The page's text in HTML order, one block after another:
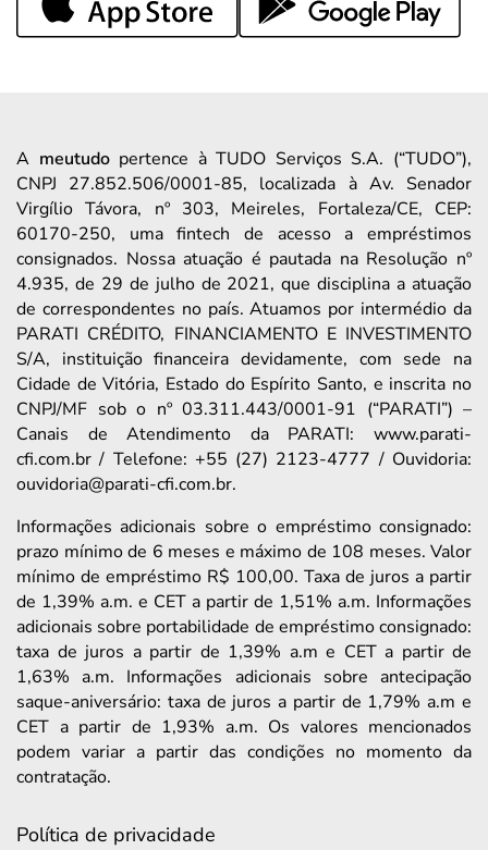
A meutudopertence à TUDO Serviços S.A. (“TUDO”),
CNPJ 27.852.506/0001-85, localizada à Av. Senador
Virgílio Távora, nº 303, Meireles, Fortaleza/CE, CEP:
60170-250, uma fintech de acesso a empréstimos
consignados. Nossa atuação é pautada na Resolução nº
4.935, de 29 de julho de 2021, que disciplina a atuação
de correspondentes no país. Atuamos por intermédio da
PARATI CRÉDITO, FINANCIAMENTO E INVESTIMENTO
S/A, instituição financeira devidamente, com sede na
Cidade de Vitória, Estado do Espírito Santo, e inscrita no
CNPJ/MF sob o nº 03.311.443/0001-91 (“PARATI”) –
Canais de Atendimento da PARATI: www.parati-
cfi.com.br / Telefone: +55 (27) 2123-4777 / Ouvidoria:
ouvidoria@parati-cfi.com.br.
Informações adicionais sobre o empréstimo consignado:
prazo mínimo de 6 meses e máximo de 108 meses. Valor
mínimo de empréstimo R$ 100,00. Taxa de juros a partir
de 1,39% a.m. e CET a partir de 1,51% a.m. Informações
adicionais sobre portabilidade de empréstimo consignado:
taxa de juros a partir de 1,39% a.m e CET a partir de
1,63% a.m. Informações adicionais sobre antecipação
saque-aniversário: taxa de juros a partir de 1,79% a.m e
CET a partir de 1,93% a.m. Os valores mencionados
podem variar a partir das condições no momento da
contratação.
Política de privacidade